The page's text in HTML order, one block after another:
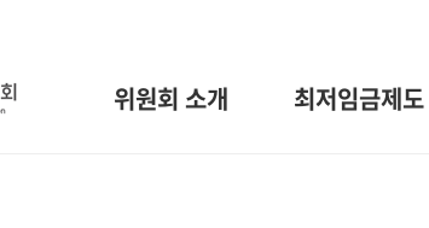
위원회 소개 최저임금제도